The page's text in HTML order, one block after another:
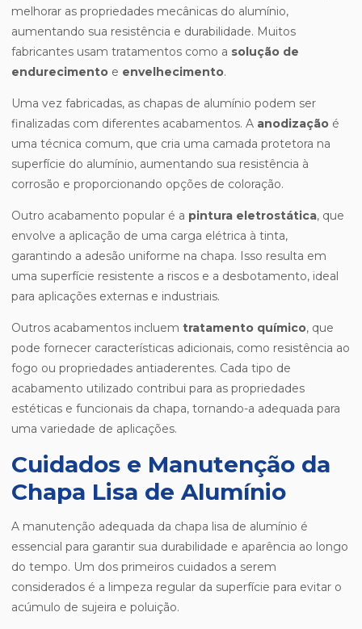
melhorar as propriedades mecânicas do alumínio,
aumentando sua resistência e durabilidade. Muitos
fabricantes usam tratamentos como a solução de
endurecimento e envelhecimento.
Uma vez fabricadas, as chapas de alumínio podem ser
finalizadas com diferentes acabamentos. A anodização é
uma técnica comum, que cria uma camada protetora na
superfície do alumínio, aumentando sua resistência à
corrosão e proporcionando opções de coloração.
Outro acabamento popular é a pintura eletrostática, que
envolve a aplicação de uma carga elétrica à tinta,
garantindo a adesão uniforme na chapa. Isso resulta em
uma superfície resistente a riscos e a desbotamento, ideal
para aplicações externas e industriais.
Outros acabamentos incluem tratamento químico, que
pode fornecer características adicionais, como resistência ao
fogo ou propriedades antiaderentes. Cada tipo de
acabamento utilizado contribui para as propriedades
estéticas e funcionais da chapa, tornando-a adequada para
uma variedade de aplicações.
Cuidados e Manutenção da
Chapa Lisa de Alumínio
A manutenção adequada da chapa lisa de alumínio é
essencial para garantir sua durabilidade e aparência ao longo
do tempo. Um dos primeiros cuidados a serem
considerados é a limpeza regular da superfície para evitar o
acúmulo de sujeira e poluição.